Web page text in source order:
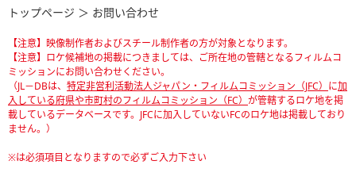
トップページ ＞ お問い合わせ
【注意】映像制作者およびスチール制作者の方が対象となります。
【注意】ロケ候補地の掲載につきましては、ご所在地の管轄となるフィルムコ
ミッションにお問い合わせください。
（JL－DBは、 特定非営利活動法人ジャパン・フィルムコミッション（JFC） に加
入している府県や市町村のフィルムコミッション（FC） が管轄するロケ地を掲
載しているデータベースです。JFCに加入していないFCのロケ地は掲載しており
ません。）
※は必須項目となりますので必ずご入力下さい